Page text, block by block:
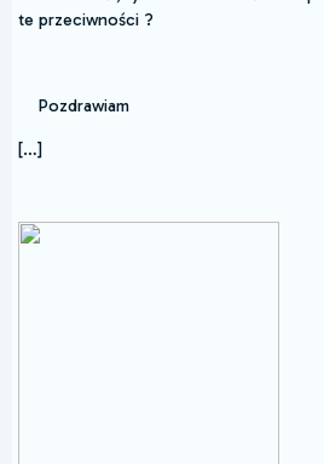
te przeciwności ?
Pozdrawiam
[…]